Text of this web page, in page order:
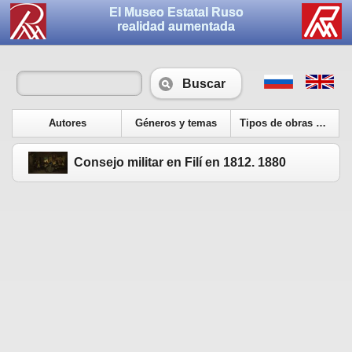
El Museo Estatal Ruso
realidad aumentada
Buscar
Autores Géneros y temas Tipos de obras de arte
Consejo militar en Filí en 1812. 1880